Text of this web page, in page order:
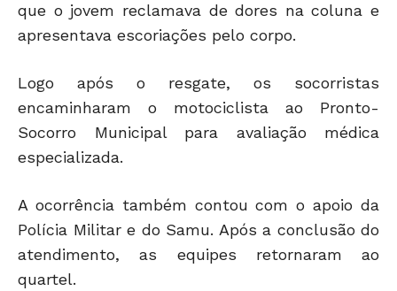
que o jovem reclamava de dores na coluna e
apresentava escoriações pelo corpo.
Logo após o resgate, os socorristas
encaminharam o motociclista ao Pronto-
Socorro Municipal para avaliação médica
especializada.
A ocorrência também contou com o apoio da
Polícia Militar e do Samu. Após a conclusão do
atendimento, as equipes retornaram ao
quartel.